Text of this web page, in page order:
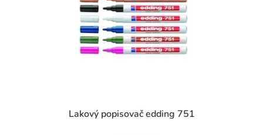
Lakový popisovač edding 751
hodnotenie